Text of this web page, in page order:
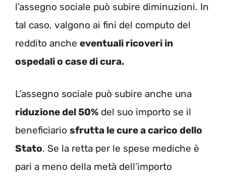
l’assegno sociale può subire diminuzioni. In
tal caso, valgono ai fini del computo del
reddito anche eventuali ricoveri in
ospedali o case di cura.
L’assegno sociale può subire anche una
riduzione del 50% del suo importo se il
beneficiario sfrutta le cure a carico dello
Stato. Se la retta per le spese mediche è
pari a meno della metà dell’importo